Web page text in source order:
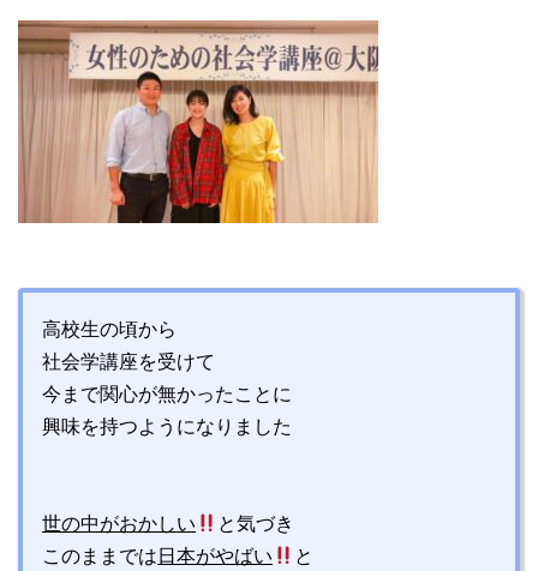
高校生の頃から
社会学講座を受けて
今まで関心が無かったことに
興味を持つようになりました
世の中がおかしい
と気づき
このままでは日本がやばい
と